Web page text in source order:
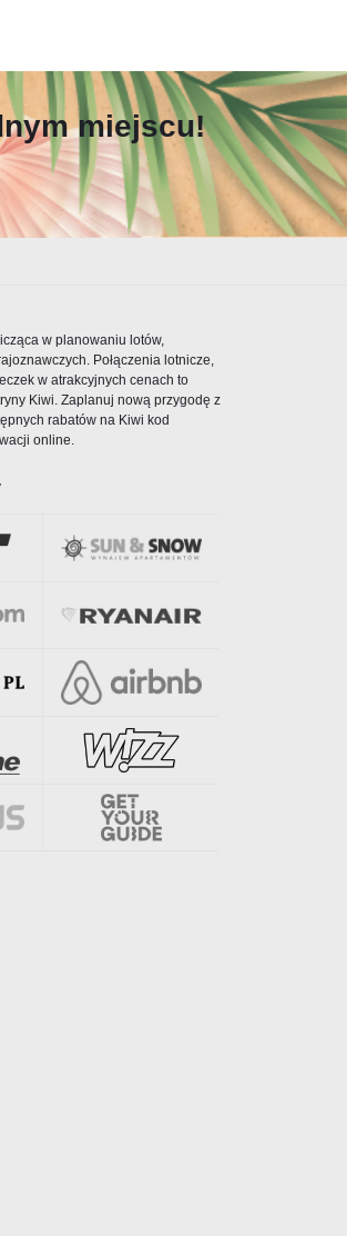
miejscu!
w planowaniu lotów,
Połączenia lotnicze,
w atrakcyjnych cenach to
Kiwi. Zaplanuj nową przygodę z
rabatów na Kiwi kod
online.